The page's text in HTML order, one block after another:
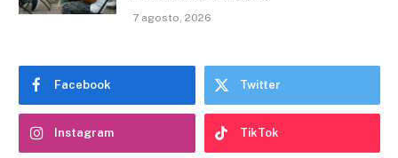
7 agosto, 2026
Facebook Twitter
Instagram TikTok